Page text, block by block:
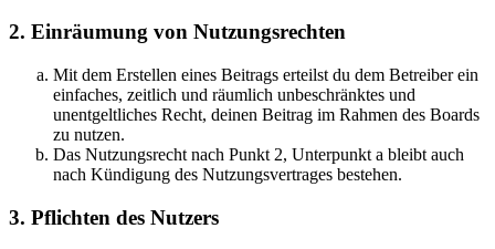
2. Einräumung von Nutzungsrechten
Mit dem Erstellen eines Beitrags erteilst du dem Betreiber ein
einfaches, zeitlich und räumlich unbeschränktes und
unentgeltliches Recht, deinen Beitrag im Rahmen des Boards
zu nutzen.
Das Nutzungsrecht nach Punkt 2, Unterpunkt a bleibt auch
nach Kündigung des Nutzungsvertrages bestehen.
3. Pflichten des Nutzers